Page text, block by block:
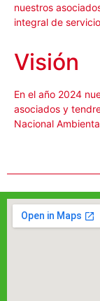
nuestros
integral de
Visión
En el año 2024
asociados y
Nacional